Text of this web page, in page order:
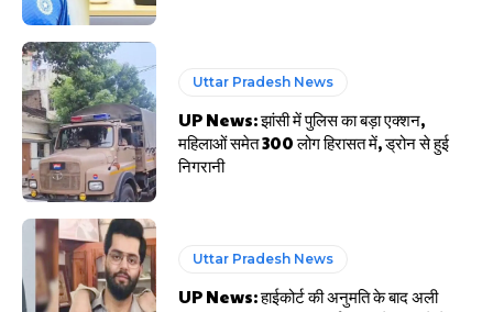
Uttar Pradesh News
UP News: झांसी में पुलिस का बड़ा एक्शन,
महिलाओं समेत 300 लोग हिरासत में, ड्रोन से हुई
निगरानी
Uttar Pradesh News
UP News: हाईकोर्ट की अनुमति के बाद अली